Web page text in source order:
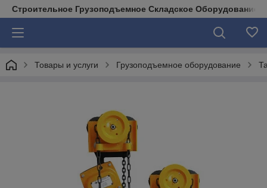
Строительное Грузоподъемное Складское Оборудование
Товары и услуги Грузоподъемное оборудование